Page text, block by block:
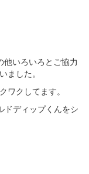
いろいろとご協力
ました。
ワクしてます。
ドディップくんをシ